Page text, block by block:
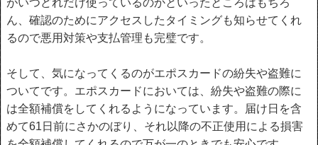
がいつどれだけ使っているのかといったところはもちろ
ん、確認のためにアクセスしたタイミングも知らせてくれ
るので悪用対策や支払管理も完璧です。
そして、気になってくるのがエポスカードの紛失や盗難に
ついてです。エポスカードにおいては、紛失や盗難の際に
は全額補償をしてくれるようになっています。届け日を含
めて61日前にさかのぼり、それ以降の不正使用による損害